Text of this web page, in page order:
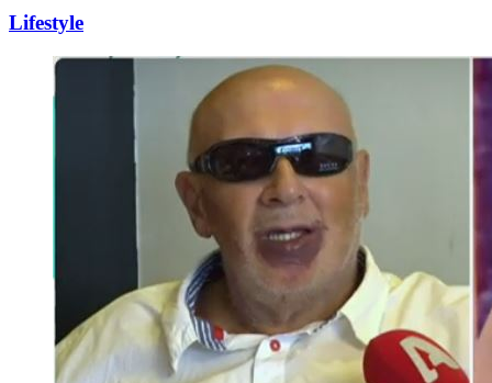
Lifestyle